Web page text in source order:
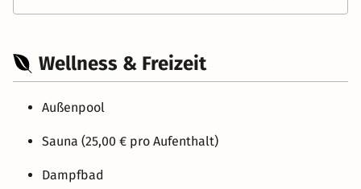
Wellness & Freizeit
Außenpool
Sauna (25,00 € pro Aufenthalt)
Dampfbad